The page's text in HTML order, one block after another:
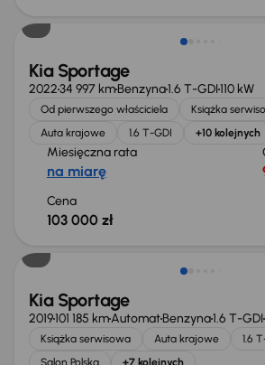
Kia Sportage
202234 997 kmBenzyna1.6 T-GDI110 kW
Od pierwszego właściciela
Książka
Auta krajowe
1.6 T-GDI +10 kolejnych
Miesięczna rata
na miarę
Cena
103 000 zł
Kia Sportage
2019101 185 kmAutomatBenzyna1.6 T-GDI
Książka serwisowa Auta krajowe
1.6
Salon Polska
+7 kolejnych